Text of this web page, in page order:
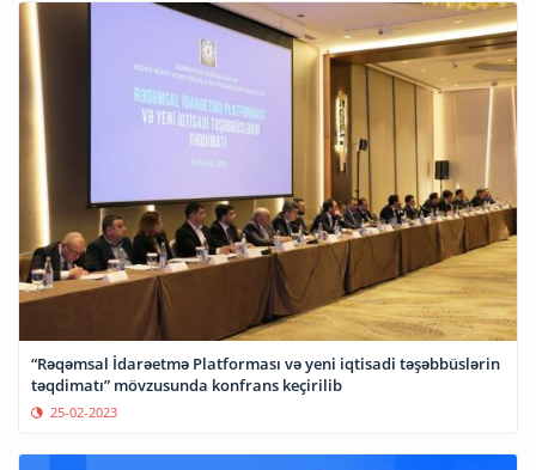
“Rəqəmsal İdarəetmə Platforması və yeni iqtisadi təşəbbüslərin
təqdimatı” mövzusunda konfrans keçirilib
25-02-2023